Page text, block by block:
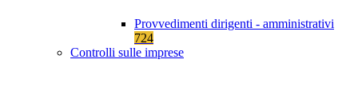
Provvedimenti dirigenti - amministrativi
724
Controlli sulle imprese